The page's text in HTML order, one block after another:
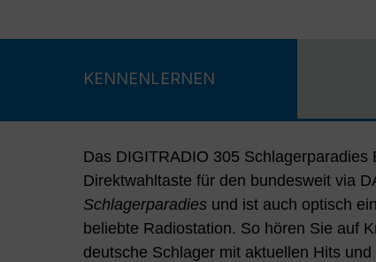
KENNENLERNEN
Das DIGITRADIO 305 Schlagerparadies
Direktwahltaste für den bundesweit via
Schlagerparadies und ist auch optisch
beliebte Radiostation. So hören Sie auf
deutsche Schlager mit aktuellen Hits
AUX-IN-Audioeingang und den
Sie externe Zuspieler oder
Gerätevorderseite bedienen Sie die Funktionen